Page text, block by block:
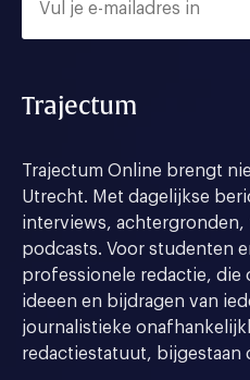
Trajectum
Trajectum Online brengt
Utrecht. Met dagelijkse
interviews, achtergronden,
podcasts. Voor studenten
professionele redactie, die
ideeen en bijdragen van
journalistieke
redactiestatuut, bijgestaan